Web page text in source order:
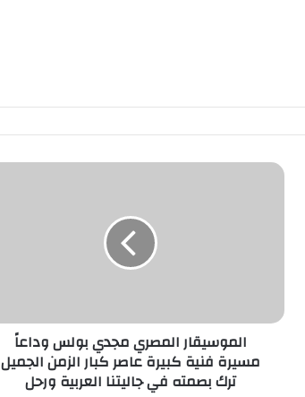
الموسيقار المصري مجدي بولس وداعاً
مسيرة فنية كبيرة عاصر كبار الزمن الجميل
ترك بصمته في جاليتنا العربية ورحل